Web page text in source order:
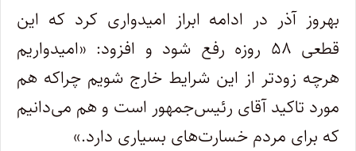
بهروز آذر در ادامه ابراز امیدواری کرد که این
قطعی ۵۸ روزه رفع شود و افزود: «امیدواریم
هرچه زودتر از این شرایط خارج شویم چراکه هم
مورد تاکید آقای رئیس‌جمهور است و هم می‌دانیم
که برای مردم خسارت‌های بسیاری دارد.»